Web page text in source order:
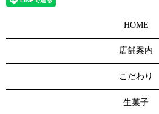
HOME
店舗案内
こだわり
生菓子